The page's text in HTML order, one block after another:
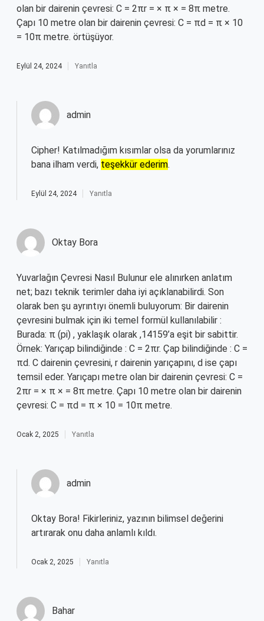
olan bir dairenin çevresi: C = 2πr = × π × = 8π metre.
Çapı 10 metre olan bir dairenin çevresi: C = πd = π × 10
= 10π metre. örtüşüyor.
Eylül 24, 2024 Yanıtla
admin
Cipher! Katılmadığım kısımlar olsa da yorumlarınız
bana ilham verdi, teşekkür ederim.
Eylül 24, 2024 Yanıtla
Oktay Bora
Yuvarlağın Çevresi Nasıl Bulunur ele alınırken anlatım
net; bazı teknik terimler daha iyi açıklanabilirdi. Son
olarak ben şu ayrıntıyı önemli buluyorum: Bir dairenin
çevresini bulmak için iki temel formül kullanılabilir :
Burada: π (pi) , yaklaşık olarak ,14159’a eşit bir sabittir.
Örnek: Yarıçap bilindiğinde : C = 2πr. Çap bilindiğinde : C =
πd. C dairenin çevresini, r dairenin yarıçapını, d ise çapı
temsil eder. Yarıçapı metre olan bir dairenin çevresi: C =
2πr = × π × = 8π metre. Çapı 10 metre olan bir dairenin
çevresi: C = πd = π × 10 = 10π metre.
Ocak 2, 2025 Yanıtla
admin
Oktay Bora! Fikirleriniz, yazının bilimsel değerini
artırarak onu daha anlamlı kıldı.
Ocak 2, 2025 Yanıtla
Bahar